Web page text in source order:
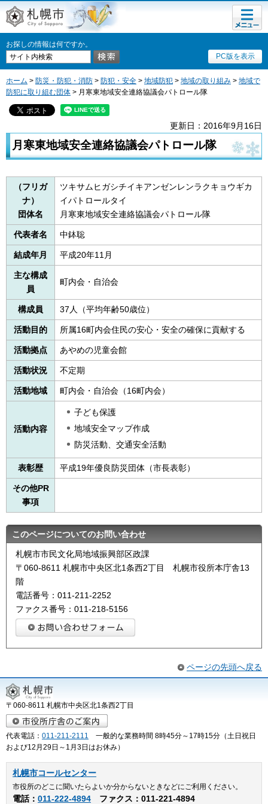
札幌市
お探しの情報は何ですか。
PC版を表示
メニュ
ー
ホーム > 防災・防犯・消防 > 防犯・安全 > 地域防犯 > 地域の取り組み > 地域で
防犯に取り組む団体 > 月寒東地域安全連絡協議会パトロール隊
更新日：2016年9月16日
月寒東地域安全連絡協議会パトロール隊
（フリガ
ナ）
団体名
ツキサムヒガシチイキアンゼンレンラクキョウギカ
イパトロールタイ
月寒東地域安全連絡協議会パトロール隊
代表者名 中鉢聡
結成年月 平成20年11月
主な構成
員
町内会・自治会
構成員 37人（平均年齢50歳位）
活動目的 所属16町内会住民の安心・安全の確保に貢献する
活動拠点 あやめの児童会館
活動状況 不定期
活動地域 町内会・自治会（16町内会）
活動内容
子ども保護
地域安全マップ作成
防災活動、交通安全活動
表彰歴 平成19年優良防災団体（市長表彰）
その他PR
事項
このページについてのお問い合わせ
札幌市市民文化局地域振興部区政課
〒060-8611 札幌市中央区北1条西2丁目 札幌市役所本庁舎13
階
電話番号：011-211-2252
ファクス番号：011-218-5156
ページの先頭へ戻る
〒060-8611 札幌市中央区北1条西2丁目
代表電話： 011-211-2111
一般的な業務時間 8時45分～17時15分（土日祝日
および12月29日～1月3日はお休み）
札幌市コールセンター
市役所のどこに聞いたらよいか分からないときなどにご利用ください。
電話： 011-222-4894 ファクス：011-221-4894